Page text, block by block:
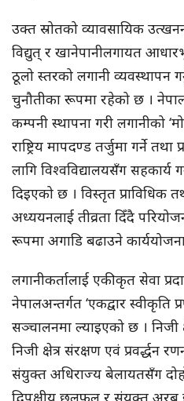
उक्त स्रोतको व्यावसायिक
विद्युत् र खानेपानीलगायत
ठूलो स्तरको लगानी व्यवस्थापन
चुनौतीका रूपमा रहेको छ ।
कम्पनी स्थापना गरी लगानीको
राष्ट्रिय मापदण्ड तर्जुमा गर्ने
लागि विश्वविद्यालयसँग सहकार्य
दिइएको छ । विस्तृत प्राविधिक
अध्ययनलाई तीव्रता दिँदै
रूपमा अगाडि बढाउने
लगानीकर्तालाई एकीकृत सेवा
नेपालअन्तर्गत ‘एकद्वार स्वीकृति
सञ्चालनमा ल्याइएको छ । निजी
निजी क्षेत्र संरक्षण एवं प्रवर्द्धन
संयुक्त अधिराज्य बेलायतसँग